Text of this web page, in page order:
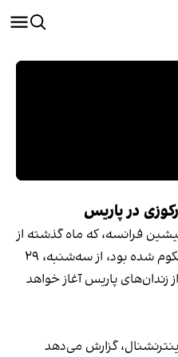
در پاریس
فرانسه، که ماه گذشته از
سوی دادگاه به ۵ سال زندان محکوم شده بود، از سه‌شنبه، ۲۹
زندان‌های پاریس آغاز خواهد
گزارش می‌دهد